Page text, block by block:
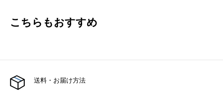
こちらもおすすめ
送料・お届け方法